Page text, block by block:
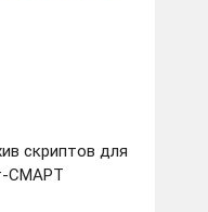
скриптов для
СМАРТ